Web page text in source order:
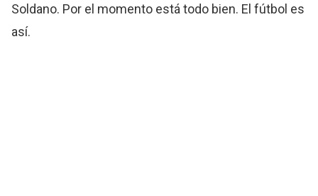
Soldano. Por el momento está todo bien. El fútbol es
así.